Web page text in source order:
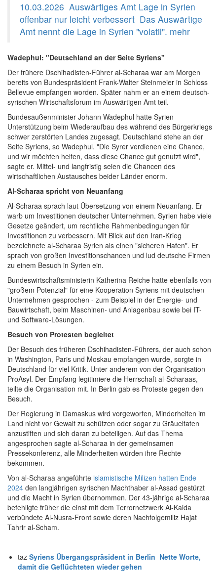
10.03.2026 Auswärtiges Amt Lage in Syrien
offenbar nur leicht verbessert Das Auswärtige
Amt nennt die Lage in Syrien "volatil". mehr
Wadephul: "Deutschland an der Seite Syriens"
Der frühere Dschihadisten-Führer al-Scharaa war am Morgen
bereits von Bundespräsident Frank-Walter Steinmeier in Schloss
Bellevue empfangen worden. Später nahm er an einem deutsch-
syrischen Wirtschaftsforum im Auswärtigen Amt teil.
Bundesaußenminister Johann Wadephul hatte Syrien
Unterstützung beim Wiederaufbau des während des Bürgerkriegs
schwer zerstörten Landes zugesagt. Deutschland stehe an der
Seite Syriens, so Wadephul. "Die Syrer verdienen eine Chance,
und wir möchten helfen, dass diese Chance gut genutzt wird",
sagte er. Mittel- und langfristig seien die Chancen des
wirtschaftlichen Austausches beider Länder enorm.
Al-Scharaa spricht von Neuanfang
Al-Scharaa sprach laut Übersetzung von einem Neuanfang. Er
warb um Investitionen deutscher Unternehmen. Syrien habe viele
Gesetze geändert, um rechtliche Rahmenbedingungen für
Investitionen zu verbessern. Mit Blick auf den Iran-Krieg
bezeichnete al-Scharaa Syrien als einen "sicheren Hafen". Er
sprach von großen Investitionschancen und lud deutsche Firmen
zu einem Besuch in Syrien ein.
Bundeswirtschaftsministerin Katherina Reiche hatte ebenfalls von
"großem Potenzial" für eine Kooperation Syriens mit deutschen
Unternehmen gesprochen - zum Beispiel in der Energie- und
Bauwirtschaft, beim Maschinen- und Anlagenbau sowie bei IT-
und Software-Lösungen.
Besuch von Protesten begleitet
Der Besuch des früheren Dschihadisten-Führers, der auch schon
in Washington, Paris und Moskau empfangen wurde, sorgte in
Deutschland für viel Kritik. Unter anderem von der Organisation
ProAsyl. Der Empfang legitimiere die Herrschaft al-Scharaas,
teilte die Organisation mit. In Berlin gab es Proteste gegen den
Besuch.
Der Regierung in Damaskus wird vorgeworfen, Minderheiten im
Land nicht vor Gewalt zu schützen oder sogar zu Gräueltaten
anzustiften und sich daran zu beteiligen. Auf das Thema
angesprochen sagte al-Scharaa in der gemeinsamen
Pressekonferenz, alle Minderheiten würden ihre Rechte
bekommen.
Von al-Scharaa angeführte islamistische Milizen hatten Ende
2024 den langjährigen syrischen Machthaber al-Assad gestürzt
und die Macht in Syrien übernommen. Der 43-jährige al-Scharaa
befehligte früher die einst mit dem Terrornetzwerk Al-Kaida
verbündete Al-Nusra-Front sowie deren Nachfolgemiliz Hajat
Tahrir al-Scham.
taz Syriens Übergangspräsident in Berlin Nette Worte,
damit die Geflüchteten wieder gehen